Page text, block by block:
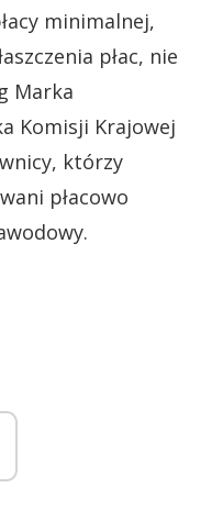
minimalnej,
płac, nie
Marka
Komisji Krajowej
którzy
płacowo